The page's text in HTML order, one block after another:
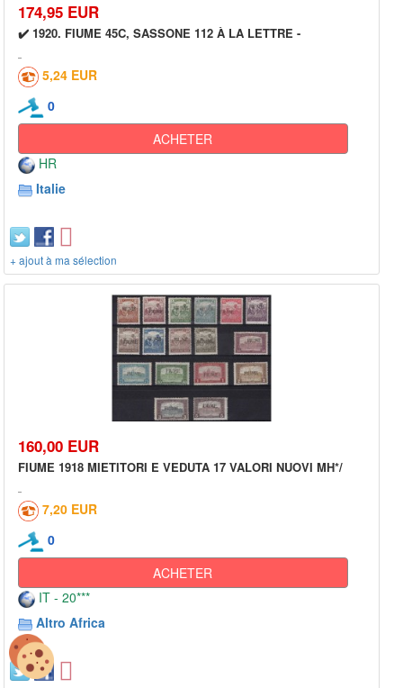
174,95 EUR
✔️ 1920. FIUME 45C, SASSONE 112 À LA LETTRE -
5,24 EUR
0
ACHETER
HR
Italie
+ ajout à ma sélection
160,00 EUR
FIUME 1918 MIETITORI E VEDUTA 17 VALORI NUOVI MH*/
7,20 EUR
0
ACHETER
IT - 20***
Altro Africa